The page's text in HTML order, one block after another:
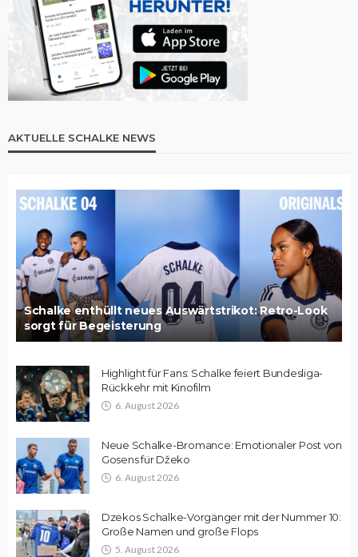
AKTUELLE SCHALKE NEWS
Schalke enthüllt neues Auswärtstrikot: Retro-Look
sorgt für Begeisterung
Highlight für Fans: Schalke feiert Bundesliga-
Rückkehr mit Kinofilm
6. August 2026
Neue Schalke-Bromance: Emotionaler Post von
Gosens für Džeko
6. August 2026
Dzekos Schalke-Vorgänger mit der Nummer 10:
Große Namen und große Flops
5. August 2026